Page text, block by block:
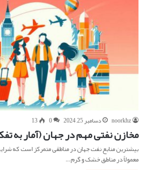
noorkhz دسامبر 25, 2024 0
13
مخازن نفتی مهم در جهان (آمار به
بیشترین منابع نفت جهان در مناطقی متمرکز است که
معمولاً در مناطق خشک و گرم…